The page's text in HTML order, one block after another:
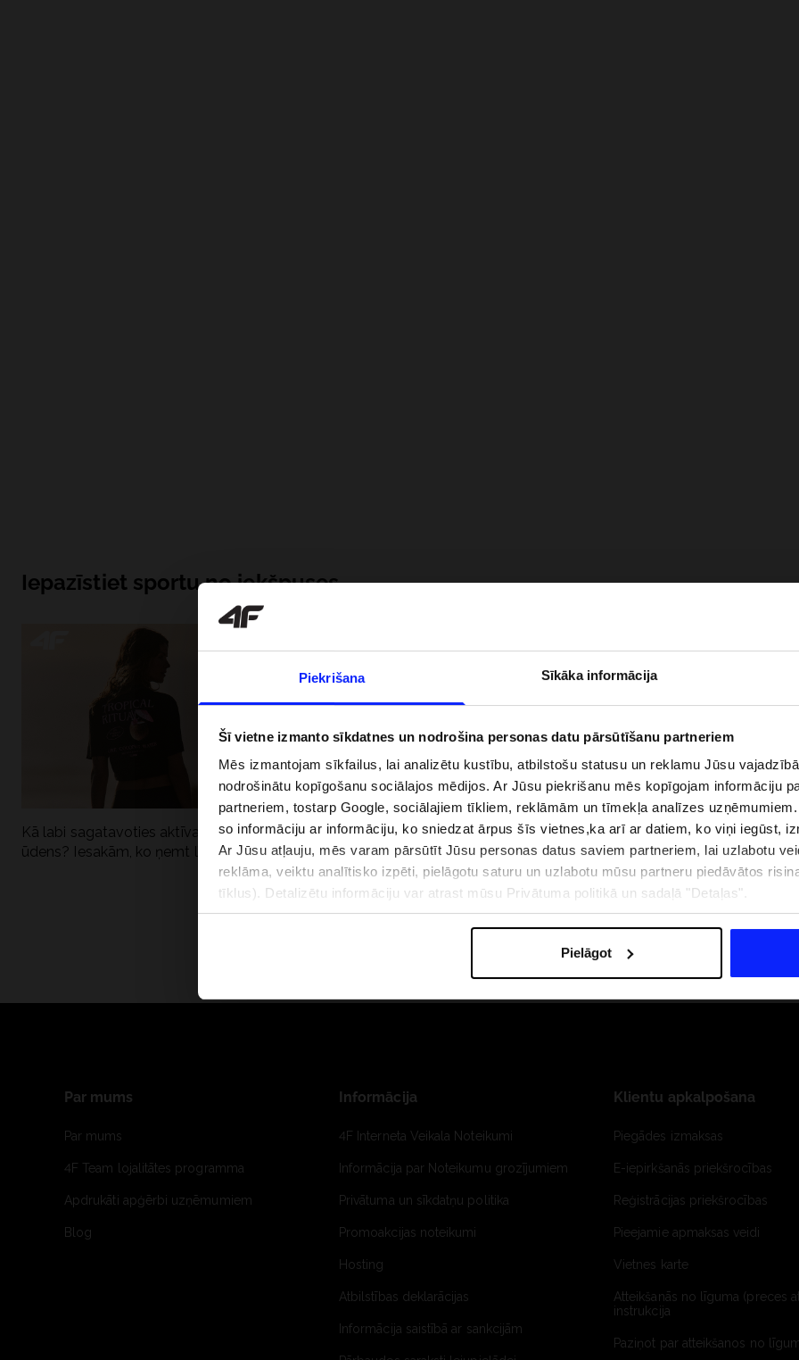
Piekrišana Sīkāka informācija
Šī vietne izmanto sīkdatnes un nodrošina personas datu pārsūtīšanu partneriem
Mēs izmantojam sīkfailus, lai analizētu kustību, atbilstošu statusu un reklamu Jūsu
nodrošinātu kopīgošanu sociālajos mēdijos. Ar Jūsu piekrišanu mēs kopīgojam informāciju
partneriem, tostarp Google, sociālajiem tīkliem, reklāmām un tīmekļa analīzes
so informāciju ar informāciju, ko sniedzat ārpus šīs vietnes,ka arī ar datiem, ko viņi iegūst,
Ar Jūsu atļauju, mēs varam pārsūtīt Jūsu personas datus saviem partneriem, lai uzlabotu
reklāma, veiktu analītisko izpēti, pielāgotu saturu un uzlabotu mūsu partneru piedāvātos
tīklus). Detalizētu informāciju var atrast mūsu Privātuma politikā un sadaļā "Detaļas".
Pielāgot
Iepazīstiet sportu no iekšpuses
Kā labi sagatavoties aktīvai dienai pie
ūdens? Iesakām, ko ņemt līdzi
Kāpēc UV aizsardzībai pie ūdens jābūt
dubultai: UPF apģērbs + SPF
Jaunā 4F tenisa un padela kolekcija.
Sportiska funkcionalitāte satiekas ar
mūsdienīgu stilu
VEIKALU ADRESES B2B 4F TEAM LOJALITĀTES
Par mums
Par mums
4F Team lojalitātes programma
Apdrukāti apģērbi uzņēmumiem
Blog
Informācija
4F Interneta Veikala Noteikumi
Informācija par Noteikumu grozījumiem
Privātuma un sīkdatņu politika
Promoakcijas noteikumi
Hosting
Atbilstības deklarācijas
Informācija saistībā ar sankcijām
Klientu apkalpošana
Piegādes izmaksas
E-iepirkšanās priekšrocības
Reģistrācijas priekšrocības
Pieejamie apmaksas veidi
Vietnes karte
Atteikšanās no līguma (preces
instrukcija
Paziņot par atteikšanos no